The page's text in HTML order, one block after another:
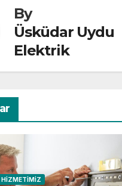
By
Üsküdar Uydu
Elektrik
HIZMETIMIZ